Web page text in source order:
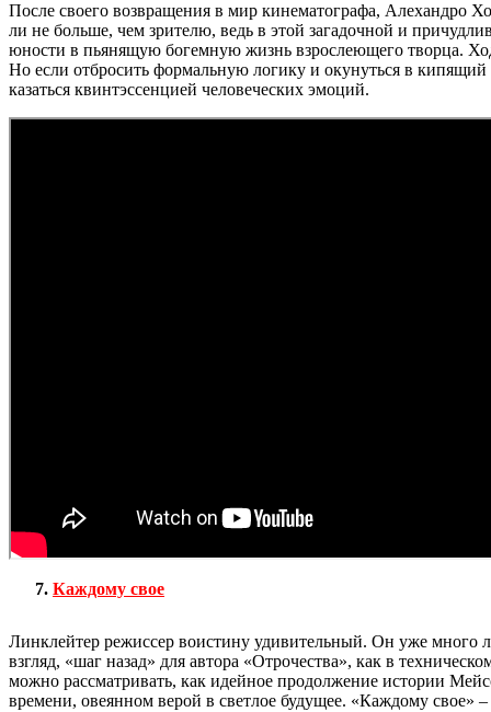
После своего возвращения в мир кинематографа, Алехандро
ли не больше, чем зрителю, ведь в этой загадочной и
юности в пьянящую богемную жизнь взрослеющего творца.
Но если отбросить формальную логику и окунуться в кипящий
казаться квинтэссенцией человеческих эмоций.
Каждому свое
Линклейтер режиссер воистину удивительный. Он уже много
взгляд, «шаг назад» для автора «Отрочества», как в
можно рассматривать, как идейное продолжение истории
времени, овеянном верой в светлое будущее. «Каждому свое»